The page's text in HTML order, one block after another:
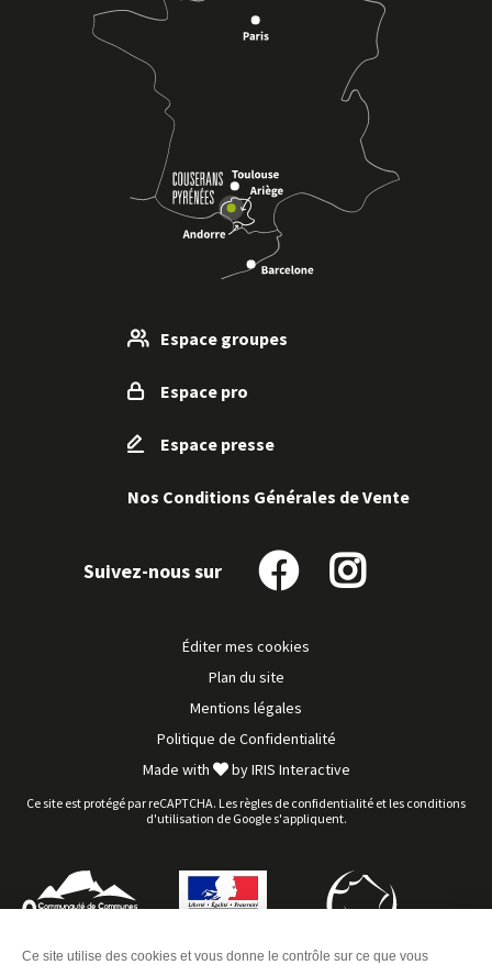
Espace groupes
Espace pro
Espace presse
Nos Conditions Générales de Vente
Suivez-nous sur
Suivez-
sur
Suivez-
Éditer mes cookies
Plan du site
Mentions légales
Politique de Confidentialité
Made with
byIRIS Interactive
Ce site est protégé par reCAPTCHA. Les règles de confidentialité et les conditions
d'utilisation de Google s'appliquent.
Ce site utilise des cookies et vous donne le contrôle sur ce que vous